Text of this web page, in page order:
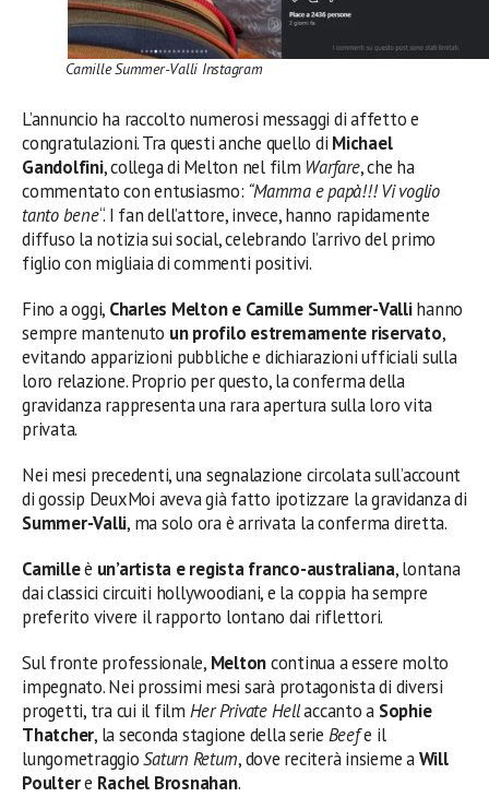
Camille Summer-Valli Instagram
L’annuncio ha raccolto numerosi messaggi di affetto e
congratulazioni. Tra questi anche quello di Michael
Gandolfini, collega di Melton nel film Warfare, che ha
commentato con entusiasmo: “Mamma e papà!!! Vi voglio
tanto bene“. I fan dell’attore, invece, hanno rapidamente
diffuso la notizia sui social, celebrando l’arrivo del primo
figlio con migliaia di commenti positivi.
Fino a oggi, Charles Melton e Camille Summer-Vallihanno
sempre mantenuto un profilo estremamente riservato,
evitando apparizioni pubbliche e dichiarazioni ufficiali sulla
loro relazione. Proprio per questo, la conferma della
gravidanza rappresenta una rara apertura sulla loro vita
privata.
Nei mesi precedenti, una segnalazione circolata sull’account
di gossip DeuxMoi aveva già fatto ipotizzare la gravidanza di
Summer-Valli, ma solo ora è arrivata la conferma diretta.
Camilleè un’artista e regista franco-australiana, lontana
dai classici circuiti hollywoodiani, e la coppia ha sempre
preferito vivere il rapporto lontano dai riflettori.
Sul fronte professionale, Meltoncontinua a essere molto
impegnato. Nei prossimi mesi sarà protagonista di diversi
progetti, tra cui il film Her Private Hellaccanto a Sophie
Thatcher, la seconda stagione della serie Beefe il
lungometraggioSaturn Return, dove reciterà insieme aWill
Poultere Rachel Brosnahan.